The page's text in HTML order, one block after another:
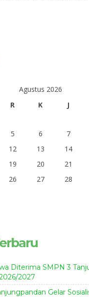
Agustus 2026
R K J
5 6 7
12 13 14
19 20 21
26 27 28
Diterima SMPN 3
2027
Gelar